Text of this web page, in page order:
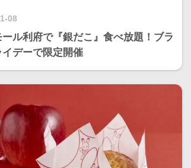
08
ル利府で『銀だこ』食べ放題！ブラ
イデーで限定開催